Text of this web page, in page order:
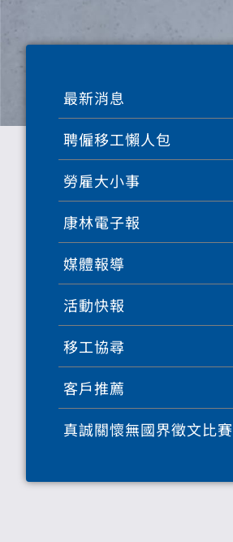
最新消息
聘僱移工懶人包
勞雇大小事
康林電子報
媒體報導
活動快報
移工協尋
客戶推薦
真誠關懷無國界徵文比賽